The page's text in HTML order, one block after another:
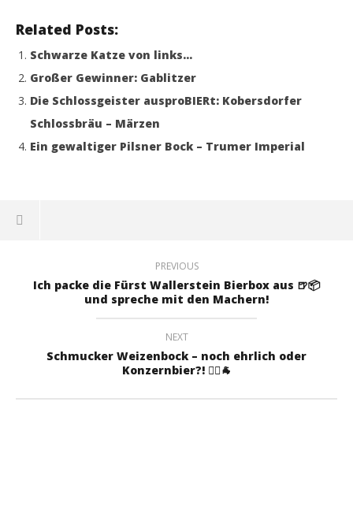
Related Posts:
Schwarze Katze von links…
Großer Gewinner: Gablitzer
Die Schlossgeister ausproBIERt: Kobersdorfer
Schlossbräu – Märzen
Ein gewaltiger Pilsner Bock – Trumer Imperial
PREVIOUS
Ich packe die Fürst Wallerstein Bierbox aus 🍺📦
und spreche mit den Machern!
NEXT
Schmucker Weizenbock – noch ehrlich oder
Konzernbier?! 🤹‍♂️🐐